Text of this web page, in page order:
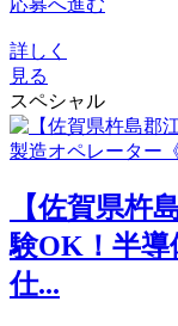
詳しく
見る
スペシャル
【佐賀県杵
験OK！半導
仕...